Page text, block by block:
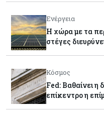
Ενέργεια
Η χώρα με τα
στέγες
Κόσμος
Fed: Βαθαίνει η
επίκεντρο η